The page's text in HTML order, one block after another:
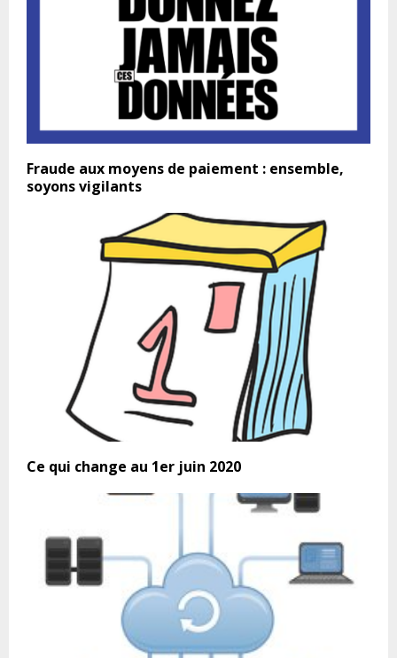
Fraude aux moyens de paiement : ensemble,
soyons vigilants
Ce qui change au 1er juin 2020